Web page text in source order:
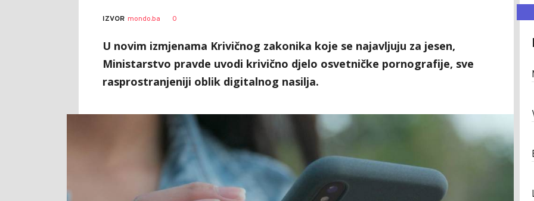
IZVOR mondo.ba 0
U novim izmjenama Krivičnog zakonika koje se najavljuju za jesen,
Ministarstvo pravde uvodi krivično djelo osvetničke pornografije, sve
rasprostranjeniji oblik digitalnog nasilja.